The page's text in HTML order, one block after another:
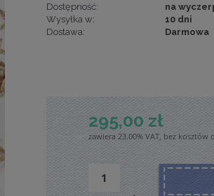
Dostępność:
na
Wysyłka w:
10 dni
Dostawa:
Darmowa
295,00 zł
zawiera 23.00% VAT, bez kosztów